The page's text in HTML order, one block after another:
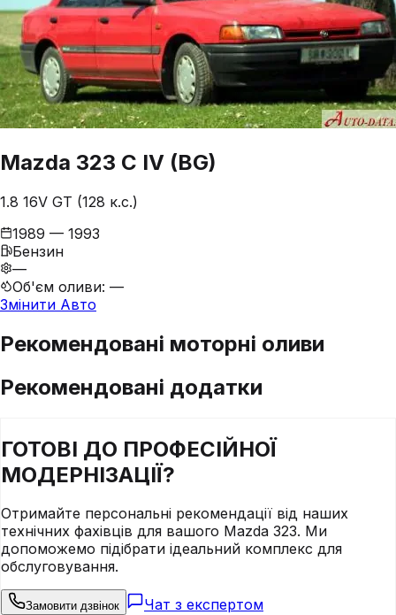
Mazda 323 C IV (BG)
1.8 16V GT (128 к.с.)
1989 — 1993
Бензин
—
Об'єм оливи: —
Змінити Авто
Рекомендовані моторні оливи
Рекомендовані додатки
ГОТОВІ ДО ПРОФЕСІЙНОЇ
МОДЕРНІЗАЦІЇ?
Отримайте персональні рекомендації від наших
технічних фахівців для вашого Mazda 323. Ми
допоможемо підібрати ідеальний комплекс для
обслуговування.
Замовити дзвінок Чат з експертом